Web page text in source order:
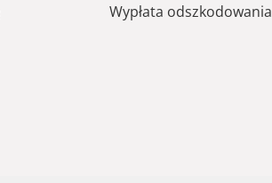
Wypłata odszkodowania